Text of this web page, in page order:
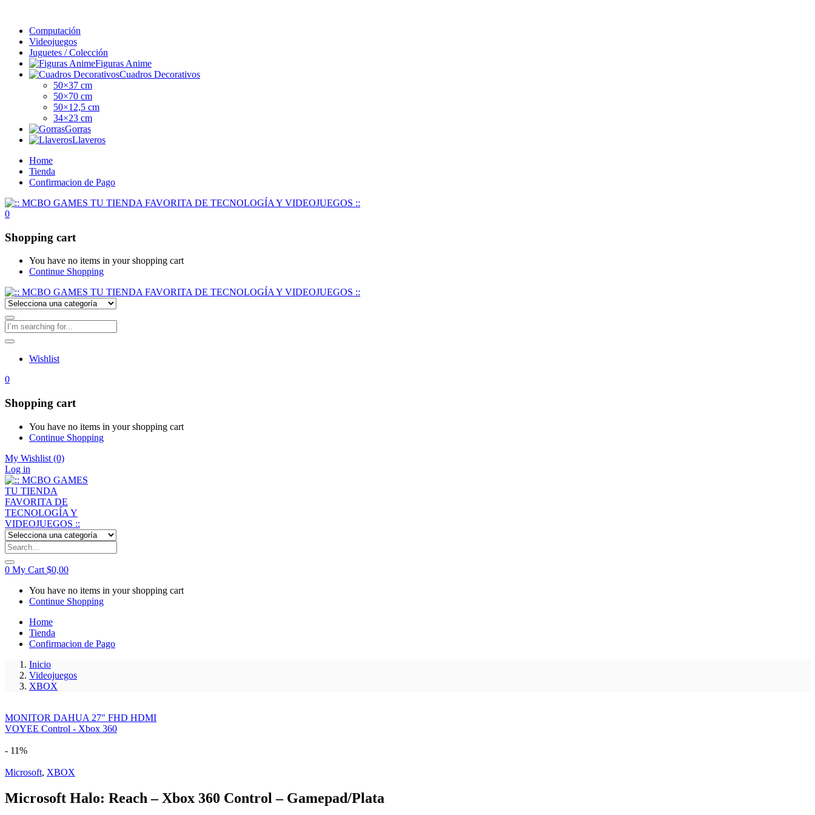
Computación
Videojuegos
Juguetes / Colección
Figuras Anime
Cuadros Decorativos
50×37 cm
50×70 cm
50×12,5 cm
34×23 cm
Gorras
Llaveros
Home
Tienda
Confirmacion de Pago
0
Shopping cart
You have no items in your shopping cart
Continue Shopping
Wishlist
0
Shopping cart
You have no items in your shopping cart
Continue Shopping
My Wishlist (0)
Log in
0 My Cart $0,00
You have no items in your shopping cart
Continue Shopping
Home
Tienda
Confirmacion de Pago
Inicio
Videojuegos
XBOX
MONITOR DAHUA 27″ FHD HDMI
VOYEE Control - Xbox 360
- 11%
Microsoft, XBOX
Microsoft Halo: Reach – Xbox 360 Control – Gamepad/Plata